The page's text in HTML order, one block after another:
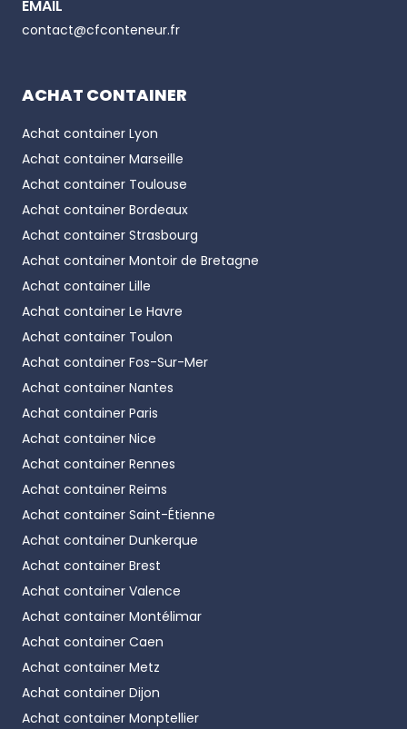
EMAIL
Phone number
contact@cfconteneur.fr
ACHAT CONTAINER
Achat container Lyon
Achat container Marseille
Achat container Toulouse
Achat container Bordeaux
Achat container Strasbourg
Achat container Montoir de Bretagne
Achat container Lille
Achat container Le Havre
Achat container Toulon
Achat container Fos-Sur-Mer
Achat container Nantes
Achat container Paris
Achat container Nice
Achat container Rennes
Achat container Reims
Achat container Saint-Étienne
Achat container Dunkerque
Achat container Brest
Achat container Valence
Achat container Montélimar
Achat container Caen
Achat container Metz
Achat container Dijon
Achat container Monptellier